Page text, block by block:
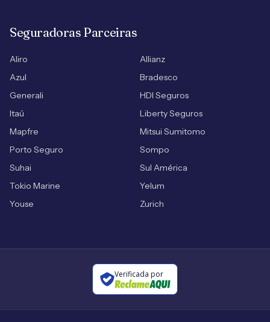
Seguradoras Parceiras
Aliro
Allianz
Azul
Bradesco
Generali
HDI Seguros
Itaú
Liberty Seguros
Mapfre
Mitsui Sumitomo
Porto Seguro
Sompo
Suhai
Sul América
Tokio Marine
Yelum
Youse
Zurich
Verificada por